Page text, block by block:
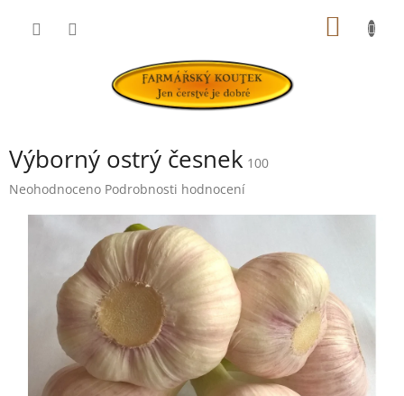
Výborný ostrý česnek 100
Průměrné
hvězdiček.
Neohodnoceno Podrobnosti hodnocení